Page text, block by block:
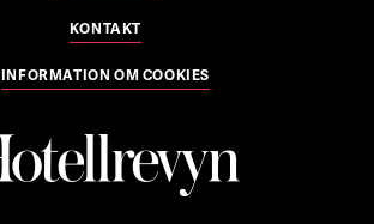
KONTAKT
INFORMATION OM COOKIES